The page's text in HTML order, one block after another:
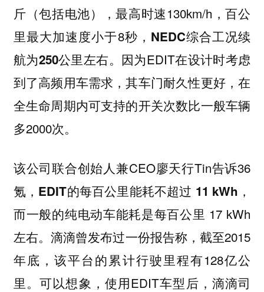
斤（包括电池），最高时速130km/h，百公
里最大加速度小于8秒， NEDC综合工况续
航为250公里左右。因为EDIT在设计时考虑
到了高频用车需求，其车门耐久性更好，在
全生命周期内可支持的开关次数比一般车辆
多2000次。
该公司联合创始人兼CEO廖天行Tin告诉36
氪， EDIT的每百公里能耗不超过 11 kWh，
而一般的纯电动车能耗是每百公里 17 kWh
左右。滴滴曾发布过一份报告称，截至2015
年底，该平台的累计行驶里程有128亿公
里。可以想象，使用EDIT车型后，滴滴司